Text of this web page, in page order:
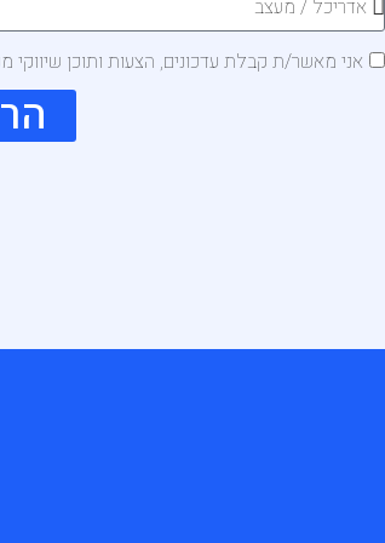
אני מאשר/ת קבלת עדכונים, הצעות ותוכן